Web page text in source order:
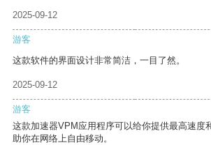
2025-09-12
游客
这款软件的界面设计非常简洁，一目了然。
2025-09-12
游客
这款加速器VPM应用程序可以给你提供最高速度
助你在网络上自由移动。